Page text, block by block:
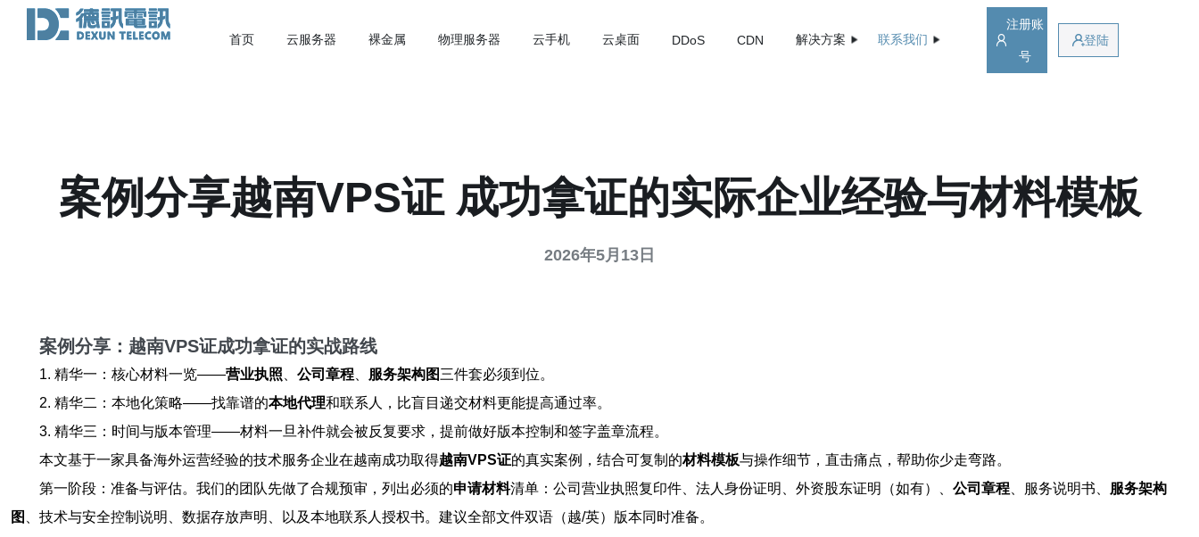
首页 云服务器 裸金属 物理服务器 云手机 云桌面 DDoS CDN 解决方案 联系我们
注册账
号
登陆
案例分享越南VPS证 成功拿证的实际企业经验与材料模板
2026年5月13日
案例分享：越南VPS证成功拿证的实战路线
1. 精华一：核心材料一览——营业执照 公司章程 服务架构图三件套必须到位。
2. 精华二：本地化策略——找靠谱的本地代理和联系人，比盲目递交材料更能提高通过率。
3. 精华三：时间与版本管理——材料一旦补件就会被反复要求，提前做好版本控制和签字盖章流程。
本文基于一家具备海外运营经验的技术服务企业在越南成功取得越南VPS证的真实案例，结合可复制的材料模板与操作细节，直击痛点，帮助你少走弯路。
第一阶段：准备与评估。我们的团队先做了合规预审，列出必须的申请材料清单：公司营业执照复印件、法人身份证明、外资股东证明（如有）、 公司章程 、服务说明书、 服务架构
图
、技术与安全控制说明、数据存放声明、以及本地联系人授权书。建议全部文件双语（越/英）版本同时准备。